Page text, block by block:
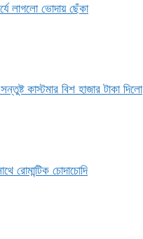
লাগলো ভোদায় ছেঁকা
কাস্টমার বিশ হাজার টাকা দিলো
রোমান্টিক চোদাচোদি